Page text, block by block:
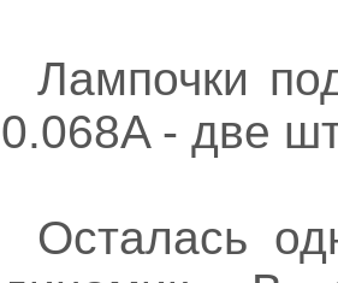
Лампочки
0.068A - две
Осталась